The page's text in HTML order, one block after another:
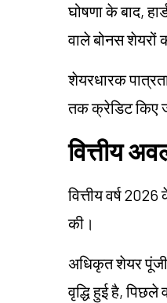
घोषणा के बाद,
वाले बोनस
शेयरधारक
तक क्रेडिट किए
वित्तीय
वित्तीय वर्ष
की।
अधिकृत शेयर पूंजी
वृद्धि हुई है, पिछले